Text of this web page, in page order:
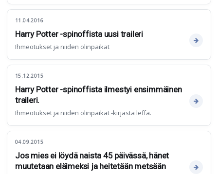
11.04.2016
Harry Potter -spinoffista uusi traileri
Ihmeotukset ja niiden olinpaikat
15.12.2015
Harry Potter -spinoffista ilmestyi ensimmäinen
traileri.
Ihmeotukset ja niiden olinpaikat -kirjasta leffa.
04.09.2015
Jos mies ei löydä naista 45 päivässä, hänet
muutetaan eläimeksi ja heitetään metsään